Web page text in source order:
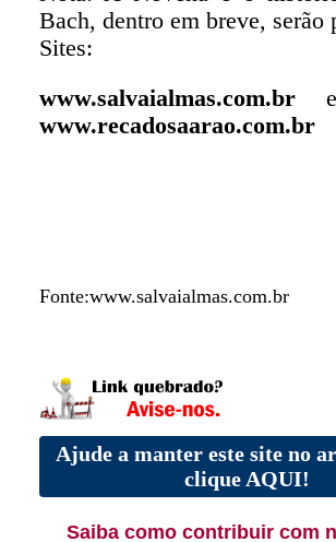
Bach, dentro em breve, serão
Sites:
www.salvaialmas.com.bre
www.recadosaarao.com.br
Fonte:www.salvaialmas.com.br
Ajude a manter este site no
clique AQUI!
Saiba como contribuir com